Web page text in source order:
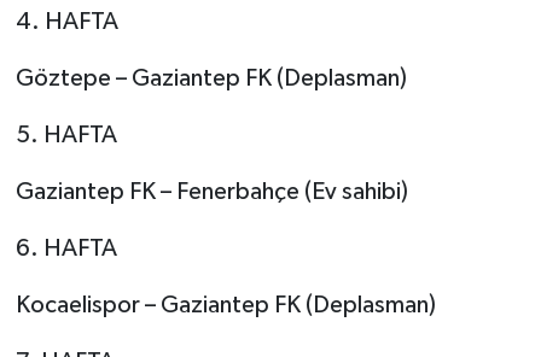
4. HAFTA
Göztepe – Gaziantep FK (Deplasman)
5. HAFTA
Gaziantep FK – Fenerbahçe (Ev sahibi)
6. HAFTA
Kocaelispor – Gaziantep FK (Deplasman)